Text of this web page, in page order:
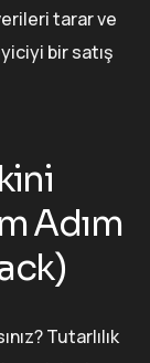
tarar ve
bir satış
Adım
Tutarlılık